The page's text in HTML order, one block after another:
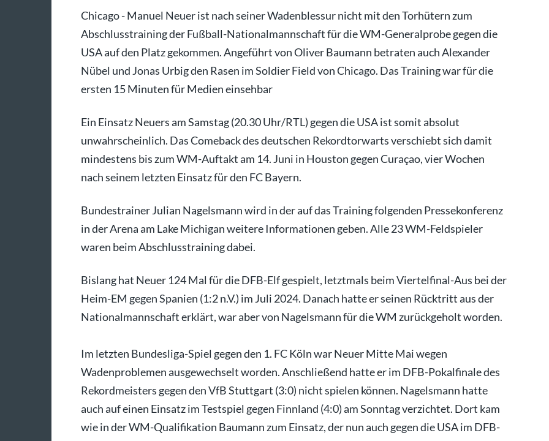
Chicago - Manuel Neuer ist nach seiner Wadenblessur nicht mit den Torhütern zum
Abschlusstraining der Fußball-Nationalmannschaft für die WM-Generalprobe gegen die
USA auf den Platz gekommen. Angeführt von Oliver Baumann betraten auch Alexander
Nübel und Jonas Urbig den Rasen im Soldier Field von Chicago. Das Training war für die
ersten 15 Minuten für Medien einsehbar
Ein Einsatz Neuers am Samstag (20.30 Uhr/RTL) gegen die USA ist somit absolut
unwahrscheinlich. Das Comeback des deutschen Rekordtorwarts verschiebt sich damit
mindestens bis zum WM-Auftakt am 14. Juni in Houston gegen Curaçao, vier Wochen
nach seinem letzten Einsatz für den FC Bayern.
Bundestrainer Julian Nagelsmann wird in der auf das Training folgenden Pressekonferenz
in der Arena am Lake Michigan weitere Informationen geben. Alle 23 WM-Feldspieler
waren beim Abschlusstraining dabei.
Bislang hat Neuer 124 Mal für die DFB-Elf gespielt, letztmals beim Viertelfinal-Aus bei der
Heim-EM gegen Spanien (1:2 n.V.) im Juli 2024. Danach hatte er seinen Rücktritt aus der
Nationalmannschaft erklärt, war aber von Nagelsmann für die WM zurückgeholt worden.
Im letzten Bundesliga-Spiel gegen den 1. FC Köln war Neuer Mitte Mai wegen
Wadenproblemen ausgewechselt worden. Anschließend hatte er im DFB-Pokalfinale des
Rekordmeisters gegen den VfB Stuttgart (3:0) nicht spielen können. Nagelsmann hatte
auch auf einen Einsatz im Testspiel gegen Finnland (4:0) am Sonntag verzichtet. Dort kam
wie in der WM-Qualifikation Baumann zum Einsatz, der nun auch gegen die USA im DFB-